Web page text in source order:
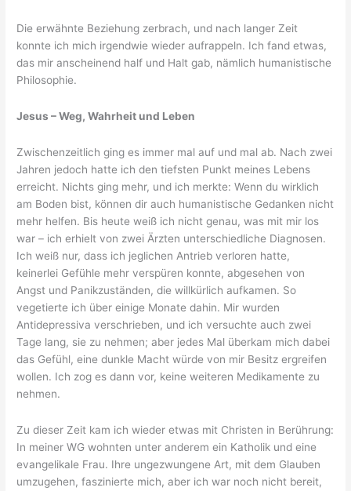
Die erwähnte Beziehung zerbrach, und nach langer Zeit
konnte ich mich irgendwie wieder aufrappeln. Ich fand etwas,
das mir anscheinend half und Halt gab, nämlich humanistische
Philosophie.
Jesus – Weg, Wahrheit und Leben
Zwischenzeitlich ging es immer mal auf und mal ab. Nach zwei
Jahren jedoch hatte ich den tiefsten Punkt meines Lebens
erreicht. Nichts ging mehr, und ich merkte: Wenn du wirklich
am Boden bist, können dir auch humanistische Gedanken nicht
mehr helfen. Bis heute weiß ich nicht genau, was mit mir los
war – ich erhielt von zwei Ärzten unterschiedliche Diagnosen.
Ich weiß nur, dass ich jeglichen Antrieb verloren hatte,
keinerlei Gefühle mehr verspüren konnte, abgesehen von
Angst und Panikzuständen, die willkürlich aufkamen. So
vegetierte ich über einige Monate dahin. Mir wurden
Antidepressiva verschrieben, und ich versuchte auch zwei
Tage lang, sie zu nehmen; aber jedes Mal überkam mich dabei
das Gefühl, eine dunkle Macht würde von mir Besitz ergreifen
wollen. Ich zog es dann vor, keine weiteren Medikamente zu
nehmen.
Zu dieser Zeit kam ich wieder etwas mit Christen in Berührung:
In meiner WG wohnten unter anderem ein Katholik und eine
evangelikale Frau. Ihre ungezwungene Art, mit dem Glauben
umzugehen, faszinierte mich, aber ich war noch nicht bereit,